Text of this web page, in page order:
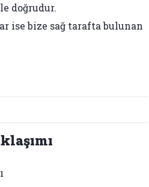
doğrudur.
ise bize sağ tarafta bulunan